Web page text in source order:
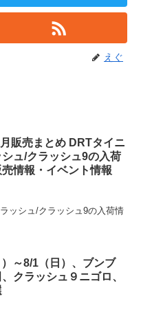
えぐ
販売まとめ DRTタイニ
ュ/クラッシュ9の入荷
情報・イベント情報
ッシュ/クラッシュ9の入荷情
～8/1（日）、ブンブ
クラッシュ９ニゴロ、